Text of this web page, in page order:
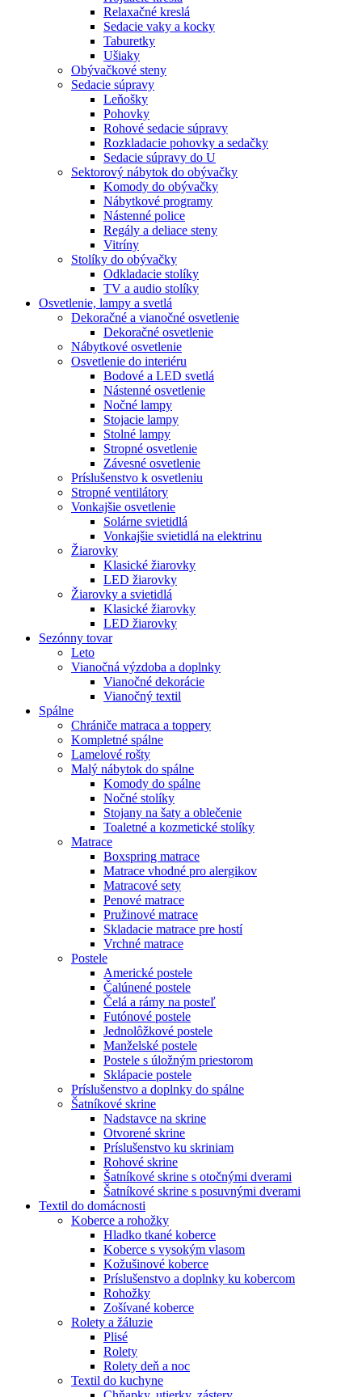
Relaxačné kreslá
Sedacie vaky a kocky
Taburetky
Ušiaky
Obývačkové steny
Sedacie súpravy
Leňošky
Pohovky
Rohové sedacie súpravy
Rozkladacie pohovky a sedačky
Sedacie súpravy do U
Sektorový nábytok do obývačky
Komody do obývačky
Nábytkové programy
Nástenné police
Regály a deliace steny
Vitríny
Stolíky do obývačky
Odkladacie stolíky
TV a audio stolíky
Osvetlenie, lampy a svetlá
Dekoračné a vianočné osvetlenie
Dekoračné osvetlenie
Nábytkové osvetlenie
Osvetlenie do interiéru
Bodové a LED svetlá
Nástenné osvetlenie
Nočné lampy
Stojacie lampy
Stolné lampy
Stropné osvetlenie
Závesné osvetlenie
Príslušenstvo k osvetleniu
Stropné ventilátory
Vonkajšie osvetlenie
Solárne svietidlá
Vonkajšie svietidlá na elektrinu
Žiarovky
Klasické žiarovky
LED žiarovky
Žiarovky a svietidlá
Klasické žiarovky
LED žiarovky
Sezónny tovar
Leto
Vianočná výzdoba a doplnky
Vianočné dekorácie
Vianočný textil
Spálne
Chrániče matraca a toppery
Kompletné spálne
Lamelové rošty
Malý nábytok do spálne
Komody do spálne
Nočné stolíky
Stojany na šaty a oblečenie
Toaletné a kozmetické stolíky
Matrace
Boxspring matrace
Matrace vhodné pro alergikov
Matracové sety
Penové matrace
Pružinové matrace
Skladacie matrace pre hostí
Vrchné matrace
Postele
Americké postele
Čalúnené postele
Čelá a rámy na posteľ
Futónové postele
Jednolôžkové postele
Manželské postele
Postele s úložným priestorom
Sklápacie postele
Príslušenstvo a doplnky do spálne
Šatníkové skrine
Nadstavce na skrine
Otvorené skrine
Príslušenstvo ku skriniam
Rohové skrine
Šatníkové skrine s otočnými dverami
Šatníkové skrine s posuvnými dverami
Textil do domácnosti
Koberce a rohožky
Hladko tkané koberce
Koberce s vysokým vlasom
Kožušinové koberce
Príslušenstvo a doplnky ku kobercom
Rohožky
Zošívané koberce
Rolety a žáluzie
Plisé
Rolety
Rolety deň a noc
Textil do kuchyne